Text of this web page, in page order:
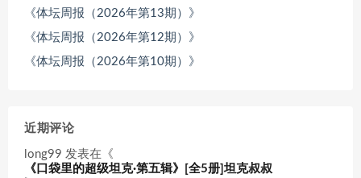
《体坛周报（2026年第13期）》
《体坛周报（2026年第12期）》
《体坛周报（2026年第10期）》
近期评论
long99 发表在《
《口袋里的超级坦克·第五辑》[全5册]坦克叔叔